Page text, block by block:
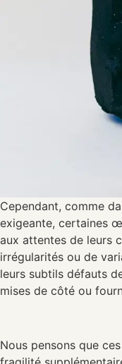
Cependant, comme
exigeante, certaines
aux attentes de leurs
irrégularités ou de
leurs subtils défauts
mises de côté ou
Nous pensons que